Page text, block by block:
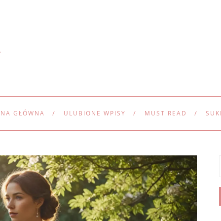
GŁÓWNA ULUBIONE WPISY MUST READ